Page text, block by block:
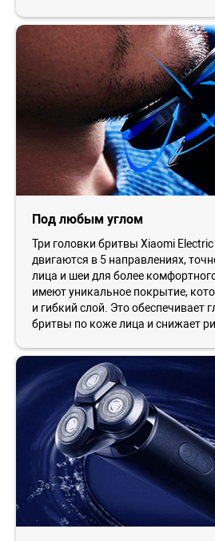
Под любым углом
Три головки бритвы Xiaomi Electric
двигаются в 5 направлениях,
лица и шеи для более
имеют уникальное покрытие,
и гибкий слой. Это обеспечивает
бритвы по коже лица и снижает